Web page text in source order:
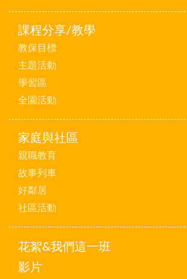
課程分享/教學
教保目標
主題活動
學習區
全園活動
家庭與社區
親職教育
故事列車
好鄰居
社區活動
花絮&我們這一班
影片